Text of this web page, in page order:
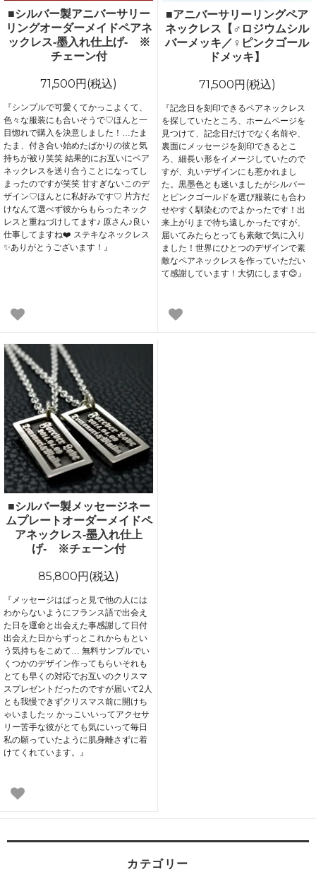
■シルバー製アニバーサリー
リングオーダーメイドペアネ
ックレス-墨入れ仕上げ- ※
チェーン付
71,500円(税込)
『シンプルで可愛くてかっこよくて、
色々な服装にも合いそうで♡ほんと一
目惚れで購入を決意しました！…たま
たま、付き合い始めたばかりの彼と気
持ちが被り笑笑 結果的にお互いにペア
ネックレスを送り合うことになってし
まったのですが笑笑 甘すぎないこのデ
ザイン♡ほんとに私好みです♡ 片方だ
けなんて選べず彼からもらったネック
レスと重ねづけしてます♪ 原さん♪良い
仕事してますね❤️ ステキなネックレス
✨ありがとうございます！』
■アニバーサリーリングペア
ネックレス【♂ロジウムシル
バーメッキ／♀ピンクゴール
ドメッキ】
71,500円(税込)
『記念日を刻印できるペアネックレス
を探していたところ、ホームページを
見つけて、記念日だけでなく名前や、
裏面にメッセージを刻印できるとこ
ろ、細長い形をイメージしていたので
すが、丸いデザインにも惹かれまし
た。黒墨色とも迷いましたがシルバー
とピンクゴールドを選び服装にも合わ
せやすく馴染むのでよかったです！出
来上がりまで待ち遠しかったですが、
届いてみたらとっても素敵で気に入り
ました！世界にひとつのデザインで素
敵なペアネックレスを作っていただい
て感謝しています！大切にします😊』
■シルバー製メッセージネー
ムプレートオーダーメイドペ
アネックレス-墨入れ仕上
げ- ※チェーン付
85,800円(税込)
『メッセージはぱっと見で他の人には
わからないようにフランス語で出会え
た日を運命と出会えた事感謝して日付
出会えた日からずっとこれからもとい
う気持ちをこめて… 無料サンプルでい
くつかのデザイン作ってもらいそれも
とても早くの対応でお互いのクリスマ
スプレゼントだったのですが届いて2人
とも我慢できずクリスマス前に開けち
ゃいましたッ かっこいいってアクセサ
リー苦手な彼がとても気にいって毎日
私の願っていたように肌身離さずに着
けてくれています。』
カテゴリー